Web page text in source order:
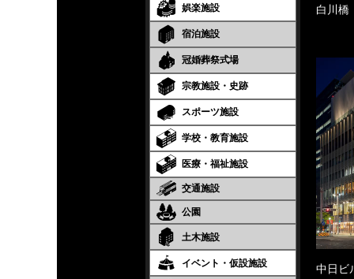
娯楽施設
宿泊施設
冠婚葬祭式場
宗教施設・史跡
スポーツ施設
学校・教育施設
医療・福祉施設
交通施設
公園
土木施設
イベント・仮設施設
白川橋
中日ビ